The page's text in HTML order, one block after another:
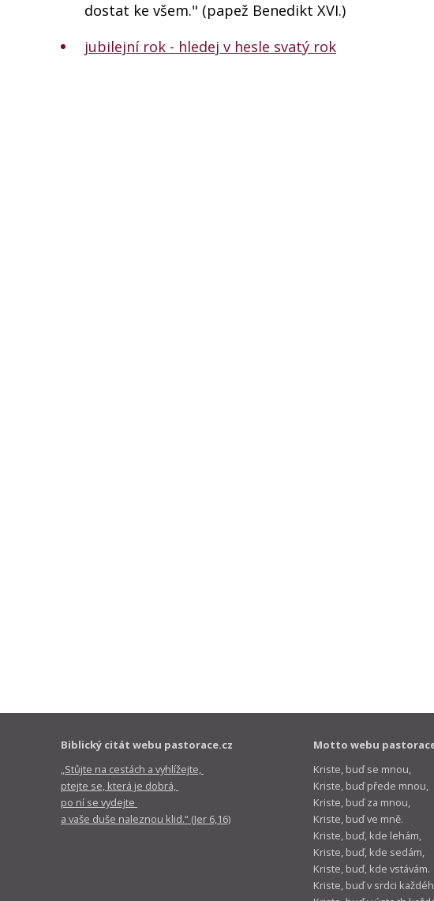
dostat ke všem." (papež Benedikt XVI.)
jubilejní rok - hledej v hesle svatý rok
Biblický citát webu pastorace.cz
„Stůjte na cestách a vyhlížejte,
ptejte se, která je dobrá,
po ní se vydejte
a vaše duše naleznou klid.“ (Jer 6,16)
Motto webu
Kriste, buď se mnou,
Kriste, buď přede mnou,
Kriste, buď za mnou,
Kriste, buď ve mně.
Kriste, buď, kde lehám,
Kriste, buď, kde sedám,
Kriste, buď, kde vstávám.
Kriste, buď v srdci